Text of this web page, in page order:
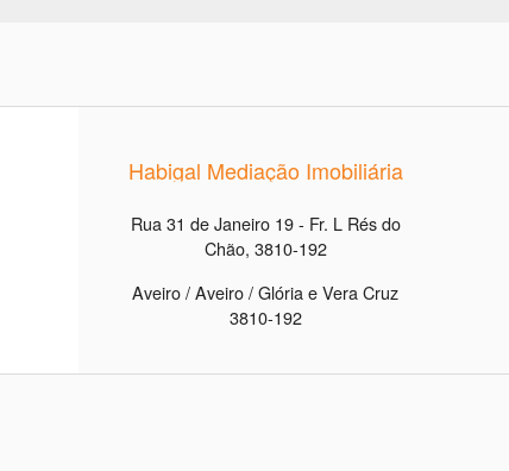
Habigal Mediação Imobiliária
Rua 31 de Janeiro 19 - Fr. L Rés do
Chão, 3810-192
Aveiro / Aveiro / Glória e Vera Cruz
3810-192